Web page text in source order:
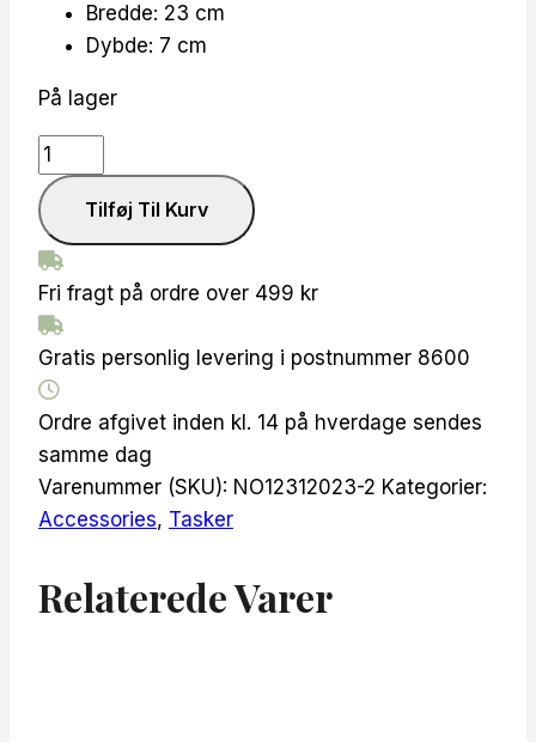
Bredde: 23 cm
Dybde: 7 cm
På lager
Noella
Bella
taske
navy
antal
Tilføj Til Kurv
Fri fragt på ordre over 499 kr
Gratis personlig levering i postnummer 8600
Ordre afgivet inden kl. 14 på hverdage sendes
samme dag
Varenummer (SKU): NO12312023-2 Kategorier:
Accessories, Tasker
Relaterede Varer